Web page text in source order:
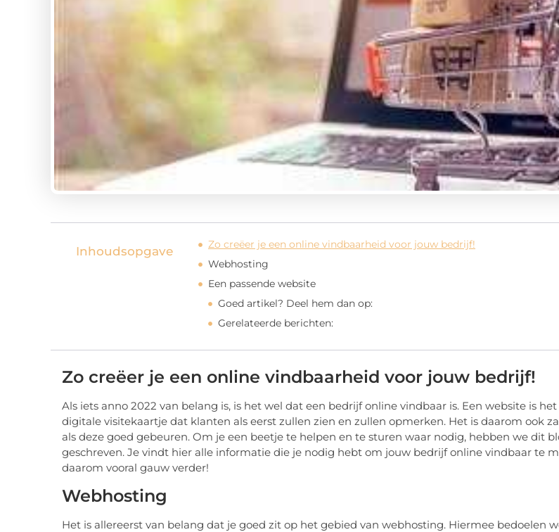
Inhoudsopgave
Zo creëer je een online vindbaarheid voor jouw bedrijf!
Webhosting
Een passende website
Goed artikel? Deel hem dan op:
Gerelateerde berichten:
Zo creëer je een online vindbaarheid voor jouw bedrijf!
Als iets anno 2022 van belang is, is het wel dat een bedrijf online vindbaar is. Een website is
digitale visitekaartje dat klanten als eerst zullen zien en zullen opmerken. Het is daarom ook
als deze goed gebeuren. Om je een beetje te helpen en te sturen waar nodig, hebben we dit
geschreven. Je vindt hier alle informatie die je nodig hebt om jouw bedrijf online vindbaar te
daarom vooral gauw verder!
Webhosting
Het is allereerst van belang dat je goed zit op het gebied van webhosting. Hiermee bedoelen